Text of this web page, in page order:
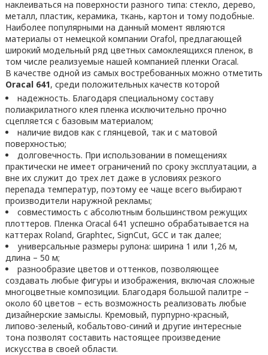
наклеиваться на поверхности разного типа: стекло, дерево,
металл, пластик, керамика, ткань, картон и тому подобные.
Наиболее популярными на данный момент являются
материалы от немецкой компании Orafol, предлагающей
широкий модельный ряд цветных самоклеящихся пленок, в
том числе реализуемые нашей компанией пленки Oracal.
В качестве одной из самых востребованных можно отметить
Oracal 641, среди положительных качеств которой
надежность. Благодаря специальному составу
полиакрилатного клея пленка исключительно прочно
сцепляется с базовым материалом;
наличие видов как с глянцевой, так и с матовой
поверхностью;
долговечность. При использовании в помещениях
практически не имеет ограничений по сроку эксплуатации, а
вне их служит до трех лет даже в условиях резкого
перепада температур, поэтому ее чаще всего выбирают
производители наружной рекламы;
совместимость с абсолютным большинством режущих
плоттеров. Пленка Oracal 641 успешно обрабатывается на
каттерах Roland, Graphtec, SignCut, GCC и так далее;
универсальные размеры рулона: ширина 1 или 1,26 м,
длина – 50 м;
разнообразие цветов и оттенков, позволяющее
создавать любые фигуры и изображения, включая сложные
многоцветные композиции. Благодаря большой палитре –
около 60 цветов – есть возможность реализовать любые
дизайнерские замыслы. Кремовый, пурпурно-красный,
липово-зеленый, кобальтово-синий и другие интересные
тона позволят составить настоящее произведение
искусства в своей области.